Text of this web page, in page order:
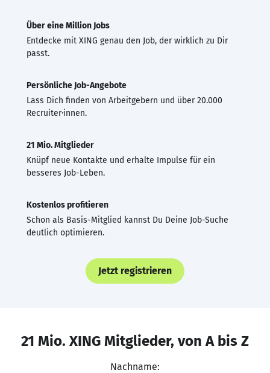
Über eine Million Jobs
Entdecke mit XING genau den Job, der wirklich zu Dir
passt.
Persönliche Job-Angebote
Lass Dich finden von Arbeitgebern und über 20.000
Recruiter·innen.
21 Mio. Mitglieder
Knüpf neue Kontakte und erhalte Impulse für ein
besseres Job-Leben.
Kostenlos profitieren
Schon als Basis-Mitglied kannst Du Deine Job-Suche
deutlich optimieren.
Jetzt registrieren
21 Mio. XING Mitglieder, von A bis Z
Nachname: